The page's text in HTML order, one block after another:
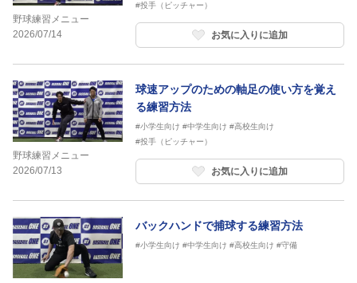
野球練習メニュー
2026/07/14
#投手（ピッチャー）
お気に入りに追加
野球練習メニュー
2026/07/13
球速アップのための軸足の使い方を覚え
る練習方法
#小学生向け #中学生向け #高校生向け
#投手（ピッチャー）
お気に入りに追加
バックハンドで捕球する練習方法
#小学生向け #中学生向け #高校生向け #守備